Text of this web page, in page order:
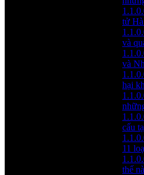
tử
và
và
hại
cấu
11
thế